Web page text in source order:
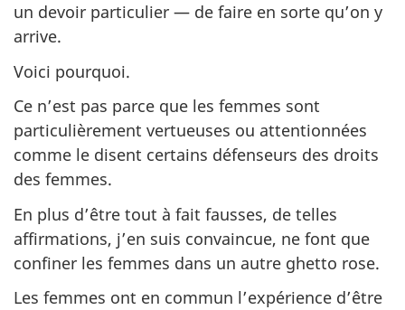
un devoir particulier — de faire en sorte qu’on y
arrive.
Voici pourquoi.
Ce n’est pas parce que les femmes sont
particulièrement vertueuses ou attentionnées
comme le disent certains défenseurs des droits
des femmes.
En plus d’être tout à fait fausses, de telles
affirmations, j’en suis convaincue, ne font que
confiner les femmes dans un autre ghetto rose.
Les femmes ont en commun l’expérience d’être